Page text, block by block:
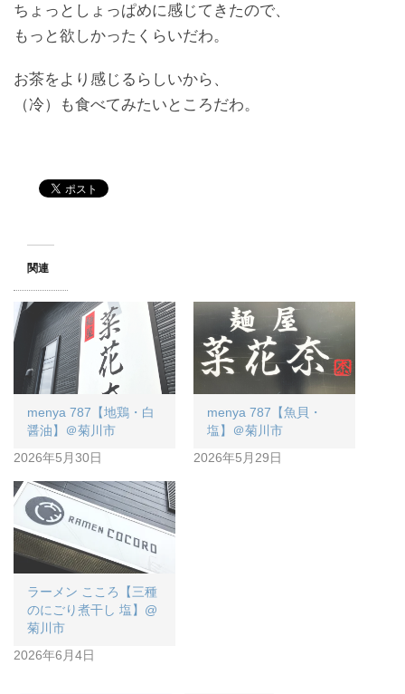
ちょっとしょっぱめに感じてきたので、
もっと欲しかったくらいだわ。
お茶をより感じるらしいから、
（冷）も食べてみたいところだわ。
関連
menya 787【地鶏・白
醤油】＠菊川市
2026年5月30日
menya 787【魚貝・
塩】＠菊川市
2026年5月29日
ラーメン こころ【三種
のにごり煮干し 塩】@
菊川市
2026年6月4日